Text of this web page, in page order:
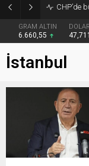
CHP’de
GRAM ALTIN
6.660,55
DOLAR
İstanbul